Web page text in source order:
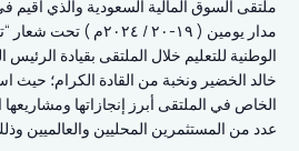
ملتقى السوق المالية السعودية والذي
مدار يومين ( ١٩-٢٠ /
الوطنية للتعليم خلال الملتقى بقيادة الرئيس
خالد الخضير ونخبة من القادة الكرام؛
الخاص في الملتقى أبرز إنجازاتها ومشاريعها
عدد من المستثمرين المحليين والعالميين